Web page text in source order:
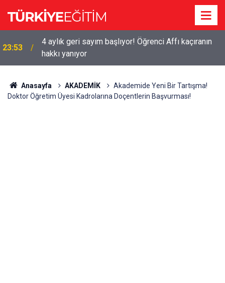
23:53
4 aylık geri sayım başlıyor! Öğrenci Affı kaçıranın
hakkı yanıyor
Anasayfa AKADEMİK
Akademide Yeni Bir Tartışma!
Doktor Öğretim Üyesi Kadrolarına Doçentlerin Başvurması!